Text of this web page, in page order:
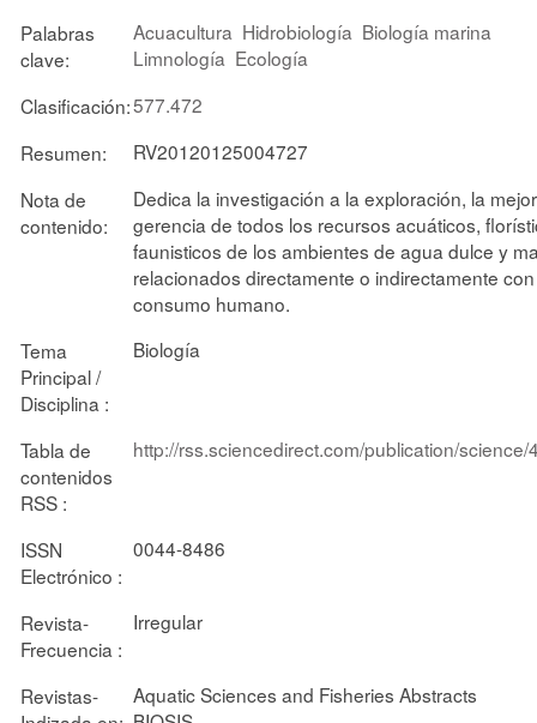
Palabras
clave:
Acuacultura Hidrobiología Biología marina
Limnología Ecología
Clasificación:577.472
Resumen:
RV20120125004727
Nota de
contenido:
Dedica la investigación a la exploración, la
gerencia de todos los recursos acuáticos,
faunisticos de los ambientes de agua dulce y
relacionados directamente o indirectamente
consumo humano.
Tema
Principal /
Disciplina :
Biología
Tabla de
contenidos
RSS :
http://rss.sciencedirect.com/publication/science/
ISSN
Electrónico :
0044-8486
Revista-
Frecuencia :
Irregular
Revistas-
Aquatic Sciences and Fisheries Abstracts